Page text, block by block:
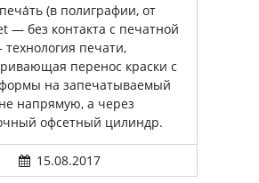
(в полиграфии, от
— без контакта с печатной
печати,
перенос краски с
на запечатываемый
напрямую, а через
офсетный цилиндр.
15.08.2017